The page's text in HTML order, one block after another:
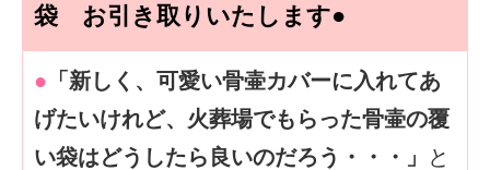
袋 お引き取りいたします●
● 「新しく、可愛い骨壷カバーに入れてあ
げたいけれど、火葬場でもらった骨壷の覆
い袋はどうしたら良いのだろう・・・」
と